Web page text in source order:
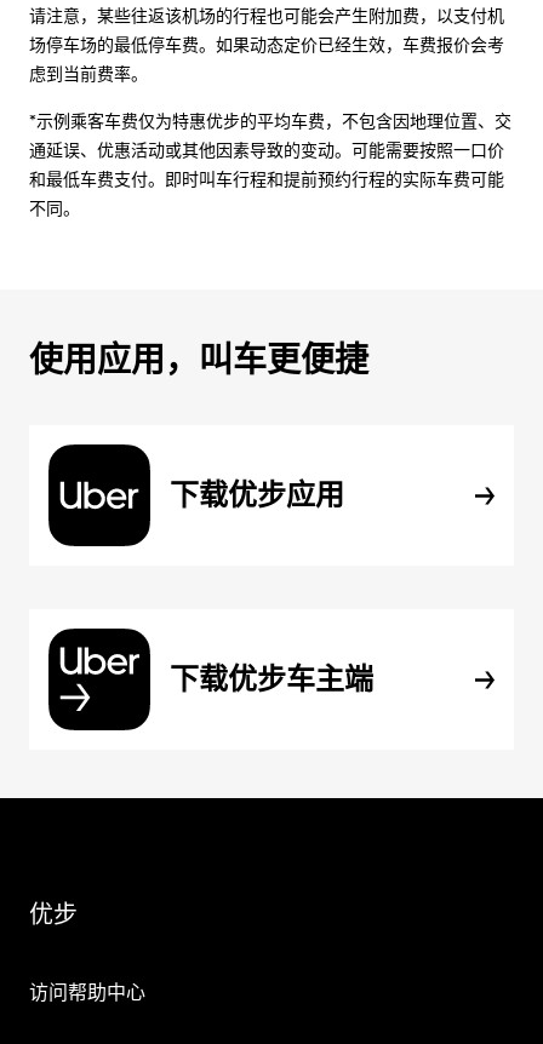
请注意，某些往返该机场的行程也可能会产生附加费，以支付机
场停车场的最低停车费。如果动态定价已经生效，车费报价会考
虑到当前费率。
*示例乘客车费仅为特惠优步的平均车费，不包含因地理位置、交
通延误、优惠活动或其他因素导致的变动。可能需要按照一口价
和最低车费支付。即时叫车行程和提前预约行程的实际车费可能
不同。
使用应用，叫车更便捷
下载优步应用
下载优步车主端
优步
访问帮助中心